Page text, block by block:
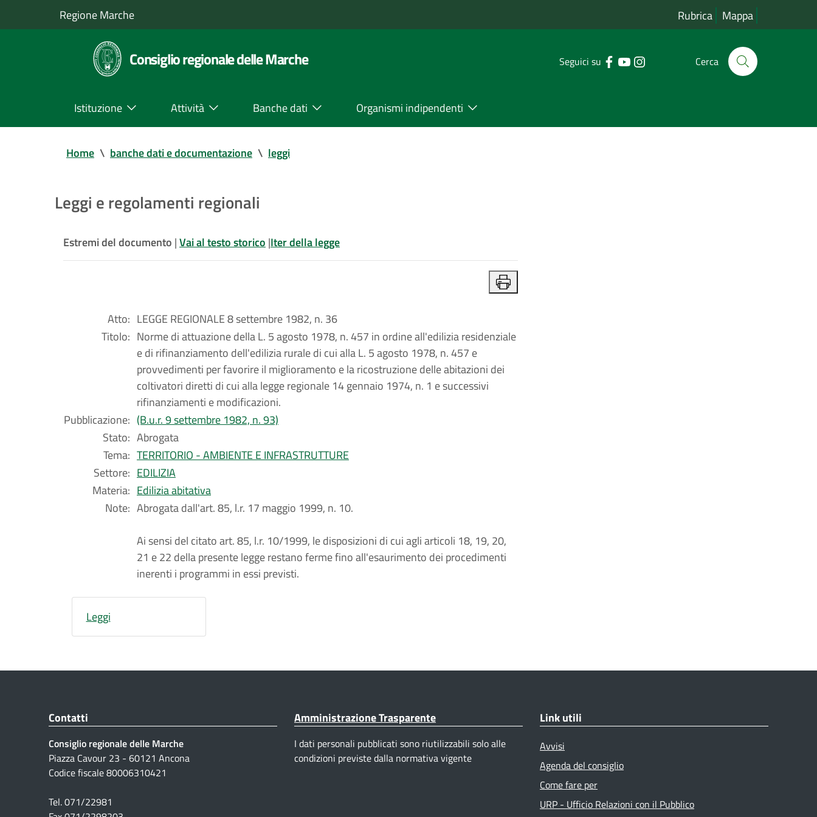
Regione Marche Rubrica Mappa
Consiglio regionale delle Marche Seguici su Cerca
Istituzione Attività Banche dati Organismi indipendenti
Home \ banche dati e documentazione \ leggi
Leggi e regolamenti regionali
Estremi del documento |Vai al testo storico |Iter della legge
Atto: LEGGE REGIONALE 8 settembre 1982, n. 36
Titolo: Norme di attuazione della L. 5 agosto 1978, n. 457 in ordine all'edilizia residenziale
e di rifinanziamento dell'edilizia rurale di cui alla L. 5 agosto 1978, n. 457 e
provvedimenti per favorire il miglioramento e la ricostruzione delle abitazioni dei
coltivatori diretti di cui alla legge regionale 14 gennaio 1974, n. 1 e successivi
rifinanziamenti e modificazioni.
Pubblicazione: (B.u.r. 9 settembre 1982, n. 93)
Stato: Abrogata
Tema: TERRITORIO - AMBIENTE E INFRASTRUTTURE
Settore: EDILIZIA
Materia: Edilizia abitativa
Note: Abrogata dall'art. 85, l.r. 17 maggio 1999, n. 10.
Ai sensi del citato art. 85, l.r. 10/1999, le disposizioni di cui agli articoli 18, 19, 20,
21 e 22 della presente legge restano ferme fino all'esaurimento dei procedimenti
inerenti i programmi in essi previsti.
Leggi
Contatti
Consiglio regionale delle Marche
Piazza Cavour 23 - 60121 Ancona
Codice fiscale 80006310421
Tel. 071/22981
Amministrazione Trasparente
I dati personali pubblicati sono riutilizzabili solo alle
condizioni previste dalla normativa vigente
Link utili
Avvisi
Agenda del consiglio
Come fare per
URP - Ufficio Relazioni con il Pubblico